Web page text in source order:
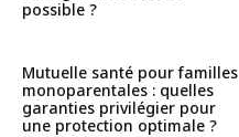
possible ?
Mutuelle santé pour familles
monoparentales : quelles
garanties privilégier pour
une protection optimale ?